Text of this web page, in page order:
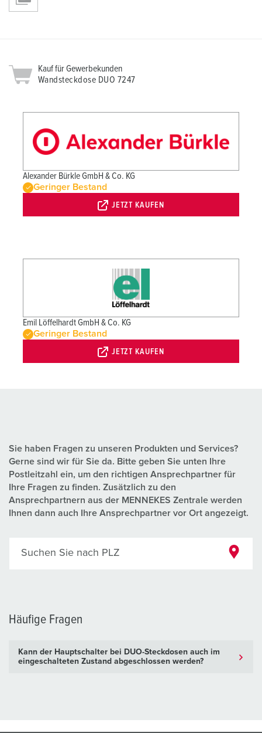
Kauf für Gewerbekunden
Wandsteckdose DUO 7247
Alexander Bürkle GmbH & Co. KG
Geringer Bestand
JETZT KAUFEN
Emil Löffelhardt GmbH & Co. KG
Geringer Bestand
JETZT KAUFEN
Sie haben Fragen zu unseren Produkten und Services?
Gerne sind wir für Sie da. Bitte geben Sie unten Ihre
Postleitzahl ein, um den richtigen Ansprechpartner für
Ihre Fragen zu finden. Zusätzlich zu den
Ansprechpartnern aus der MENNEKES Zentrale werden
Ihnen dann auch Ihre Ansprechpartner vor Ort angezeigt.
Suchen Sie nach PLZ
Häufige Fragen
Kann der Hauptschalter bei DUO-Steckdosen auch im
eingeschalteten Zustand abgeschlossen werden?